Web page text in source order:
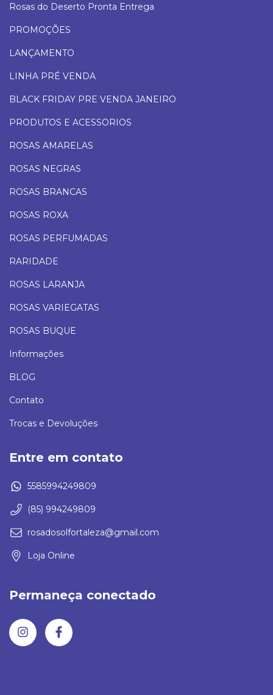
Rosas do Deserto Pronta Entrega
PROMOÇÕES
LANÇAMENTO
LINHA PRÉ VENDA
BLACK FRIDAY PRE VENDA JANEIRO
PRODUTOS E ACESSORIOS
ROSAS AMARELAS
ROSAS NEGRAS
ROSAS BRANCAS
ROSAS ROXA
ROSAS PERFUMADAS
RARIDADE
ROSAS LARANJA
ROSAS VARIEGATAS
ROSAS BUQUE
Informações
BLOG
Contato
Trocas e Devoluções
Entre em contato
5585994249809
(85) 994249809
rosadosolfortaleza@gmail.com
Loja Online
Permaneça conectado